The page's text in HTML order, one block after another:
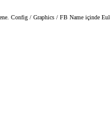
Config / Graphics / FB Name içinde